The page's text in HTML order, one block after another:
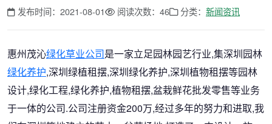
发布时间：2021-08-01 阅读次数：46 分类： 新闻资讯
惠州茂沁绿化草业公司是一家立足园林园艺行业,集深圳园林
绿化养护,深圳绿植租摆,深圳绿化养护,深圳植物租摆等园林
设计,绿化工程,绿化养护,植物租摆,盆栽鲜花批发零售等业务
于一体的公司.公司注册资金200万,经过多年的努力和进取,我